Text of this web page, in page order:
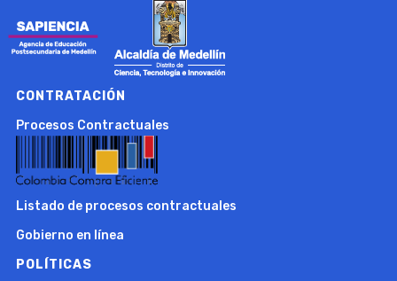
CONTRATACIÓN
Procesos Contractuales
Listado de procesos contractuales
Gobierno en línea
POLÍTICAS